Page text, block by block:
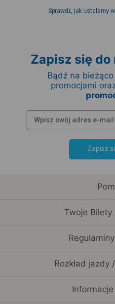
Sprawdź, jak ustalamy
Zapisz się
Bądź na
promocjami
Zapisz
Twoje
Rozkład jazdy
Informacje